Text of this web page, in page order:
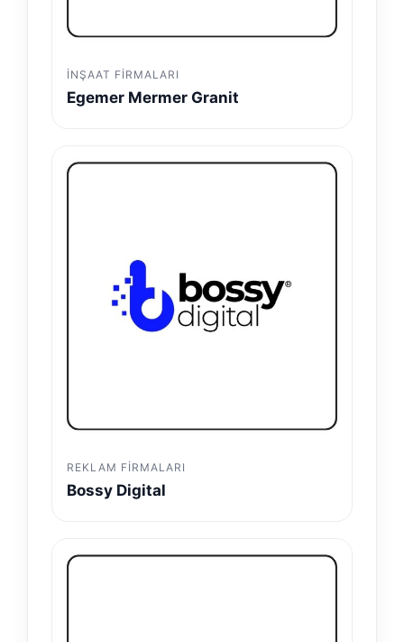
İNŞAAT FIRMALARI
Egemer Mermer Granit
REKLAM FIRMALARI
Bossy Digital